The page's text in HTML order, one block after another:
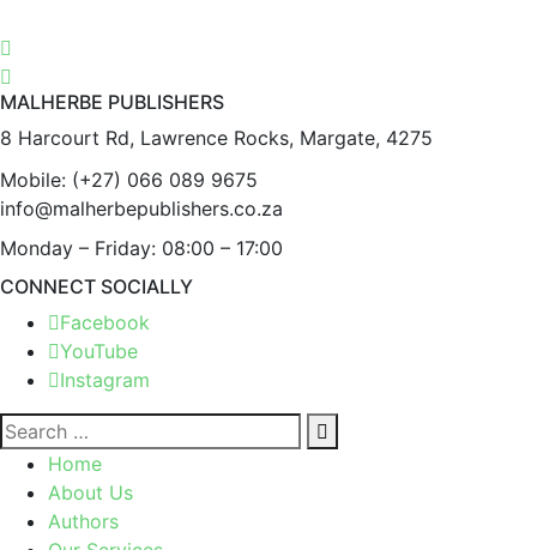
MALHERBE PUBLISHERS
8 Harcourt Rd, Lawrence Rocks, Margate, 4275
Mobile: (+27) 066 089 9675
info@malherbepublishers.co.za
Monday – Friday: 08:00 – 17:00
CONNECT SOCIALLY
Facebook
YouTube
Instagram
Home
About Us
Authors